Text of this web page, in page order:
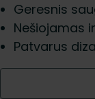
Geresnis
Nešiojamas
Patvarus